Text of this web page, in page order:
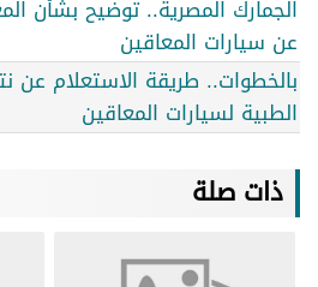
الجمارك المصرية.. توضيح بشأن
عن سيارات المعاقين
بالخطوات.. طريقة الاستعلام
الطبية لسيارات المعاقين
ذات صلة